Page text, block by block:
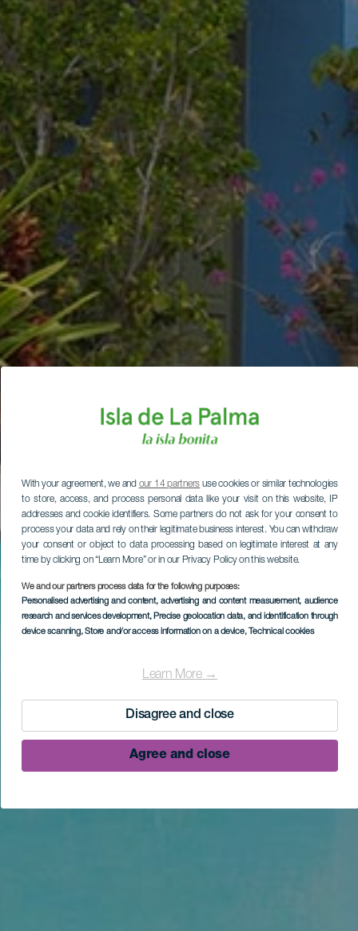
With your agreement, we and our 14 partners use cookies or similar technologies
to store, access, and process personal data like your visit on this website, IP
addresses and cookie identifiers. Some partners do not ask for your consent to
process your data and rely on their legitimate business interest. You can withdraw
your consent or object to data processing based on legitimate interest at any
time by clicking on “Learn More” or in our Privacy Policy on this website.
We and our partners process data for the following purposes:
Personalised advertising and content, advertising and content measurement, audience
research and services development, Precise geolocation data, and identification through
device scanning, Store and/or access information on a device, Technical cookies
Learn More →
Disagree and close
Agree and close